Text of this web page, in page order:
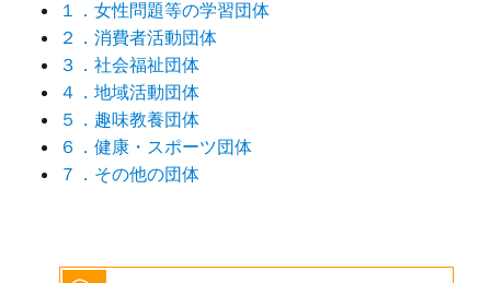
１．女性問題等の学習団体
２．消費者活動団体
３．社会福祉団体
４．地域活動団体
５．趣味教養団体
６．健康・スポーツ団体
７．その他の団体